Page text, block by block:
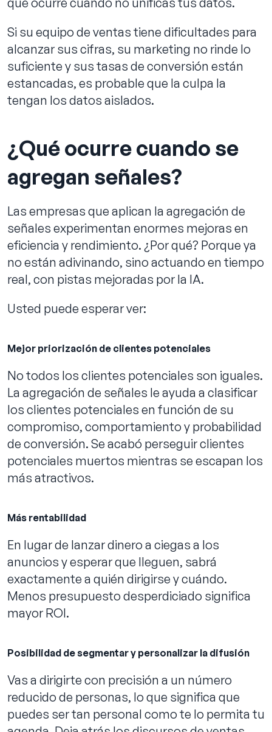
Si su equipo de ventas tiene dificultades para
alcanzar sus cifras, su marketing no rinde lo
suficiente y sus tasas de conversión están
estancadas, es probable que la culpa la
tengan los datos aislados.
¿Qué ocurre cuando se
agregan señales?
Las empresas que aplican la agregación de
señales experimentan enormes mejoras en
eficiencia y rendimiento. ¿Por qué? Porque ya
no están adivinando, sino actuando en tiempo
real, con pistas mejoradas por la IA.
Usted puede esperar ver:
Mejor priorización de clientes potenciales
No todos los clientes potenciales son iguales.
La agregación de señales le ayuda a clasificar
los clientes potenciales en función de su
compromiso, comportamiento y probabilidad
de conversión. Se acabó perseguir clientes
potenciales muertos mientras se escapan los
más atractivos.
Más rentabilidad
En lugar de lanzar dinero a ciegas a los
anuncios y esperar que lleguen, sabrá
exactamente a quién dirigirse y cuándo.
Menos presupuesto desperdiciado significa
mayor ROI.
Posibilidad de segmentar y personalizar la difusión
Vas a dirigirte con precisión a un número
reducido de personas, lo que significa que
puedes ser tan personal como te lo permita tu